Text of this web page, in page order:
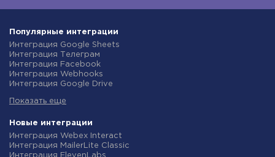
Популярные интеграции
Интеграция Google Sheets
Интеграция Телеграм
Интеграция Facebook
Интеграция Webhooks
Интеграция Google Drive
Интеграция Gmail
Интеграция Новая Почта
Интеграция Binotel
Интеграция OpenAI (ChatGPT)
Интеграция Prom
Показать еще
Новые интеграции
Интеграция Webex Interact
Интеграция MailerLite Classic
Интеграция ElevenLabs